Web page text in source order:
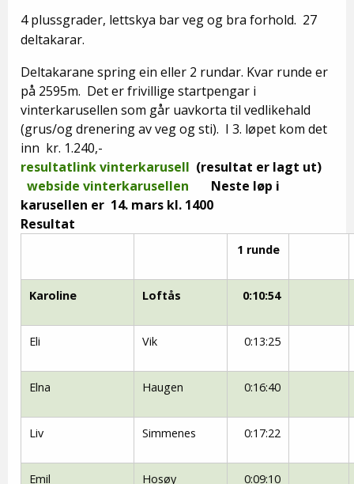
4 plussgrader, lettskya bar veg og bra forhold. 27
deltakarar.
Deltakarane spring ein eller 2 rundar. Kvar runde er
på 2595m. Det er frivillige startpengar i
vinterkarusellen som går uavkorta til vedlikehald
(grus/og drenering av veg og sti). I 3. løpet kom det
inn kr. 1.240,-
resultatlink vinterkarusell (resultat er lagt ut)
webside vinterkarusellen Neste løp i
karusellen er 14. mars kl. 1400
Resultat
1 runde
Karoline Loftås 0:10:54
Eli Vik 0:13:25
Elna Haugen 0:16:40
Liv Simmenes 0:17:22
Emil Hosøy 0:09:10